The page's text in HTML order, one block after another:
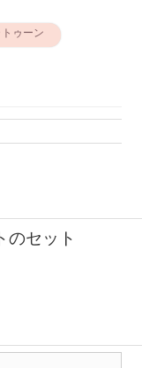
ゥーン
のセット